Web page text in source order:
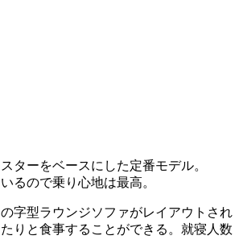
ターをベースにした定番モデル。
るので乗り心地は最高。
字型ラウンジソファがレイアウトされ
りと食事することができる。就寝人数